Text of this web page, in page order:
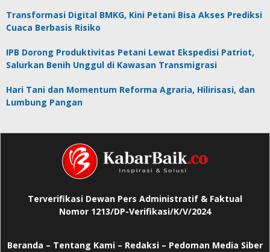
Transformasi Digital BMKG, Kini Petani Bisa Akses Prediksi
Cuaca Berbasis Risiko
IPB Dorong Produktivitas Petani Lewat Ekspedisi Patriot,
Salurkan Benih Unggul di Kawasan Transmigrasi
Hari Tani dan Momentum Reforma Agraria, Hilirisasi, dan
Lumbung Pangan
Terverifikasi Dewan Pers Administratif & Faktual
Nomor 1213/DP-Verifikasi/K/V/2024
Beranda – Tentang Kami – Redaksi – Pedoman Media Siber